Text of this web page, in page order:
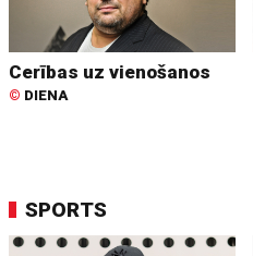
Cerības uz vienošanos
© DIENA
SPORTS